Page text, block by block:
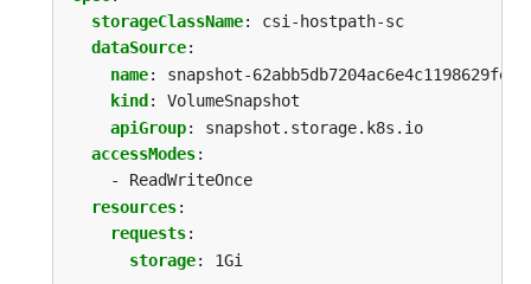
storageClassName:
csi-hostpath-sc
dataSource:
name:
snapshot-
kind :
VolumeSnapshot
apiGroup:
snapshot.storage.k8s.io
accessModes:
- ReadWriteOnce
resources:
requests:
storage: 1Gi